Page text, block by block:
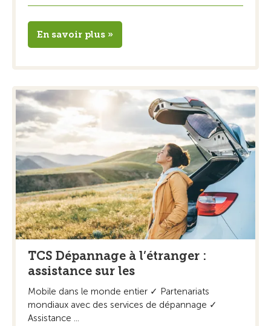
En savoir plus »
TCS Dépannage à l’étranger :
assistance sur les
Mobile dans le monde entier ✓ Partenariats
mondiaux avec des services de dépannage ✓
Assistance ...